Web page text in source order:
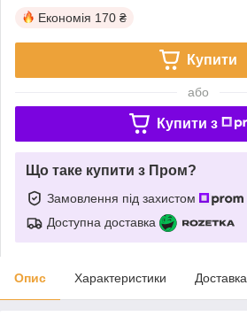
Економія 170 ₴
Купити
або
Купити з
Що таке купити з Пром?
Замовлення під захистом
Доступна доставка
Опис Характеристики Доставка